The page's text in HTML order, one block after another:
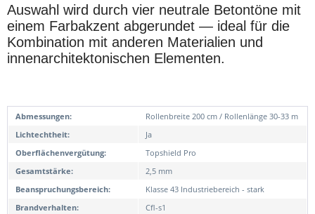
Auswahl wird durch vier neutrale Betontöne mit
einem Farbakzent abgerundet — ideal für die
Kombination mit anderen Materialien und
innenarchitektonischen Elementen.
Abmessungen:
Rollenbreite 200 cm / Rollenlänge 30-33 m
Lichtechtheit:
Ja
Oberflächenvergütung:
Topshield Pro
Gesamtstärke:
2,5 mm
Beanspruchungsbereich:
Klasse 43 Industriebereich - stark
Brandverhalten:
Cfl-s1